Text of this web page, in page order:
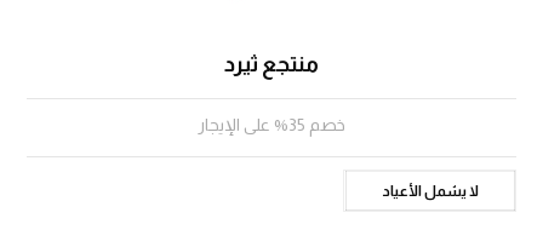
منتجع ثيرد
خصم 35% على الإيجار
لا يشمل الأعياد